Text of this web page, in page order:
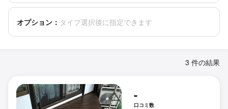
オプション： タイプ選択後に指定できます
3 件の結果
-
口コミ数